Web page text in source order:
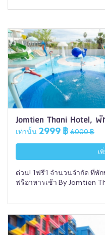
Jomtien Thani Hotel,
เท่านั้น 2999 ฿ 6000 ฿
เ
ด่วน! 1ฟรี1 จำนวนจำกัด ที่พั
ฟรีอาหารเช้า By Jomtien